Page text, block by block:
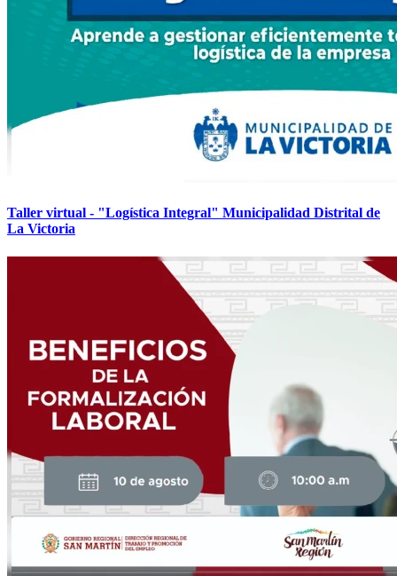
Taller virtual - "Logística Integral" Municipalidad Distrital de
La Victoria